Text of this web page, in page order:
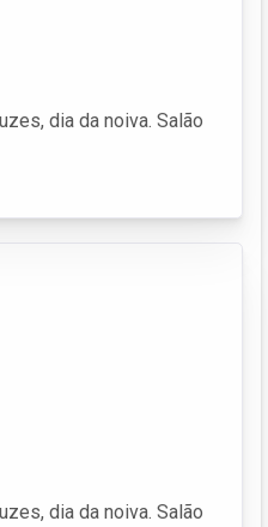
dia da noiva. Salão
dia da noiva. Salão